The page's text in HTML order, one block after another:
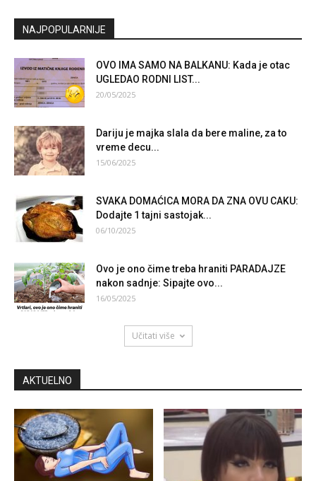
NAJPOPULARNIJE
OVO IMA SAMO NA BALKANU: Kada je otac
UGLEDAO RODNI LIST...
20/05/2025
Dariju je majka slala da bere maline, za to
vreme decu...
15/06/2025
SVAKA DOMAĆICA MORA DA ZNA OVU CAKU:
Dodajte 1 tajni sastojak...
06/10/2025
Ovo je ono čime treba hraniti PARADAJZE
nakon sadnje: Sipajte ovo...
16/05/2025
Učitati više
AKTUELNO